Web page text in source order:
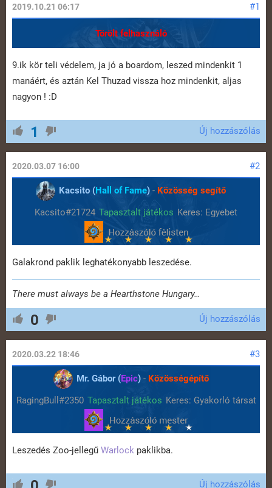
#1
2019.10.21 06:17
Törölt felhasználó
9.ik kör teli védelem, ja jó a boardom, leszed mindenkit 1
manáért, és aztán Kel Thuzad vissza hoz mindenkit, aljas
nagyon ! :D
1 Új hozzászólás
#2
2020.03.07 16:00
Kacsito (Hall of Fame) - Közösség segítő
Kacsito#21724 Tapasztalt játékos Keres: Egyebet
Galakrond paklik leghatékonyabb leszedése.
There must always be a Hearthstone Hungary…
0 Új hozzászólás
#3
2020.03.22 18:46
Mr. Gábor (Epic)- Közösségépítő
RagingBull#2350 Tapasztalt játékos Keres: Gyakorló társat
Leszedés Zoo-jellegű Warlock paklikba.
Új hozzászólás